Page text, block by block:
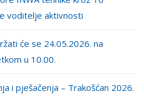
voditelje aktivnosti
će se 24.05.2026. na
u 10.00.
i pješačenja – Trakošćan 2026.